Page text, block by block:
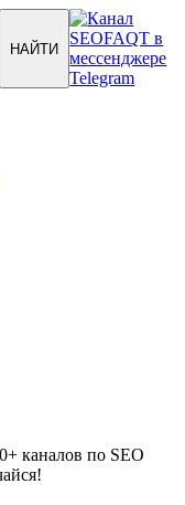
каналов по SEO